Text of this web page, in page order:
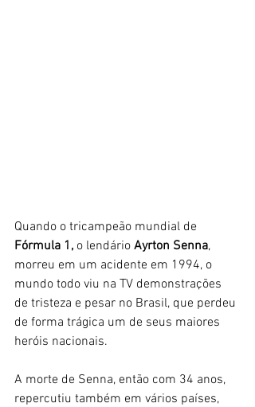
Quando o tricampeão mundial de
Fórmula 1, o lendário Ayrton Senna,
morreu em um acidente em 1994, o
mundo todo viu na TV demonstrações
de tristeza e pesar no Brasil, que perdeu
de forma trágica um de seus maiores
heróis nacionais.
A morte de Senna, então com 34 anos,
repercutiu também em vários países,